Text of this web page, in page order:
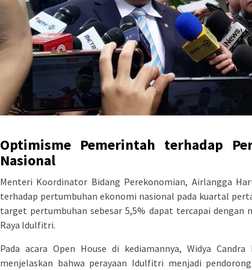
Optimisme Pemerintah terhadap
Nasional
Menteri Koordinator Bidang Perekonomian, Airlangga
terhadap pertumbuhan ekonomi nasional pada kuartal
target pertumbuhan sebesar 5,5% dapat tercapai dengan
Raya Idulfitri.
Pada acara Open House di kediamannya, Widya
menjelaskan bahwa perayaan Idulfitri menjadi